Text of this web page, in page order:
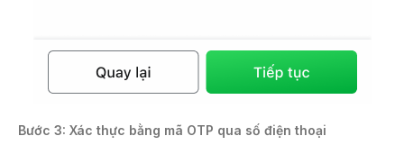
Bước 3: Xác thực bằng mã OTP qua số điện thoại